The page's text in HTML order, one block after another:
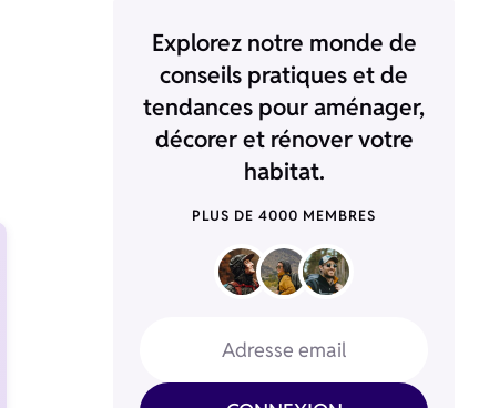
Explorez notre monde de
conseils pratiques et de
tendances pour aménager,
décorer et rénover votre
habitat.
PLUS DE 4000 MEMBRES
Adresse email